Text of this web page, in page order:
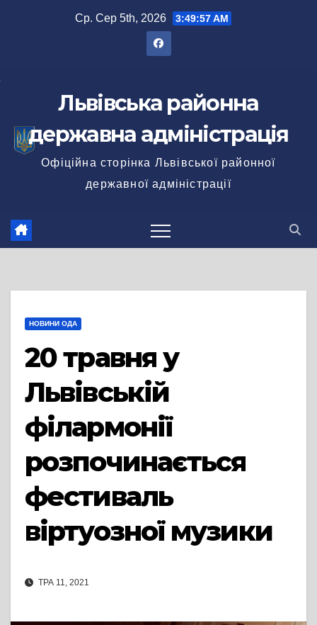
Ср. Сер 5th, 2026 3:49:57 AM
Львівська районна
державна адміністрація
Офіційна сторінка Львівської районної
державної адміністрації
НОВИНИ ОДА
20 травня у
Львівській
філармонії
розпочинається
фестиваль
віртуозної музики
ТРА 11, 2021